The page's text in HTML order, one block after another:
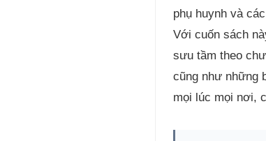
phụ huynh và
Với cuốn sách
sưu tầm theo
cũng như những
mọi lúc mọi nơi,